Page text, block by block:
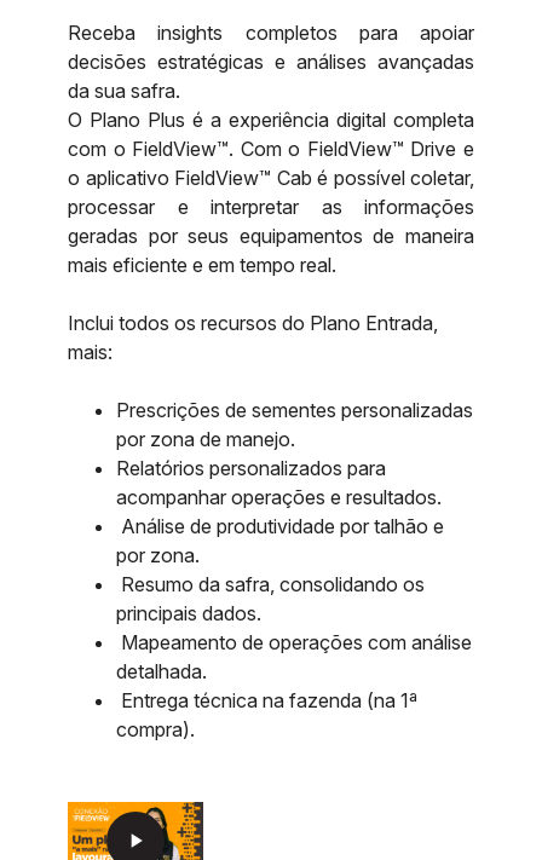
Receba insights completos para apoiar
decisões estratégicas e análises avançadas
da sua safra.
O Plano Plus é a experiência digital completa
com o FieldView™. Com o FieldView™ Drive e
o aplicativo FieldView™ Cab é possível coletar,
processar e interpretar as informações
geradas por seus equipamentos de maneira
mais eficiente e em tempo real.
Inclui todos os recursos do Plano Entrada,
mais:
Prescrições de sementes personalizadas
por zona de manejo.
Relatórios personalizados para
acompanhar operações e resultados.
Análise de produtividade por talhão e
por zona.
Resumo da safra, consolidando os
principais dados.
Mapeamento de operações com análise
detalhada.
Entrega técnica na fazenda (na 1ª
compra).
play_arrow